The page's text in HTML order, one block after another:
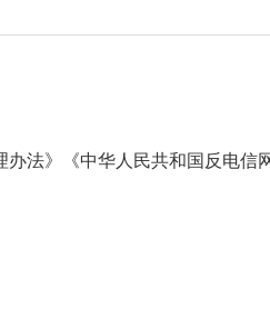
法》《中华人民共和国反电信